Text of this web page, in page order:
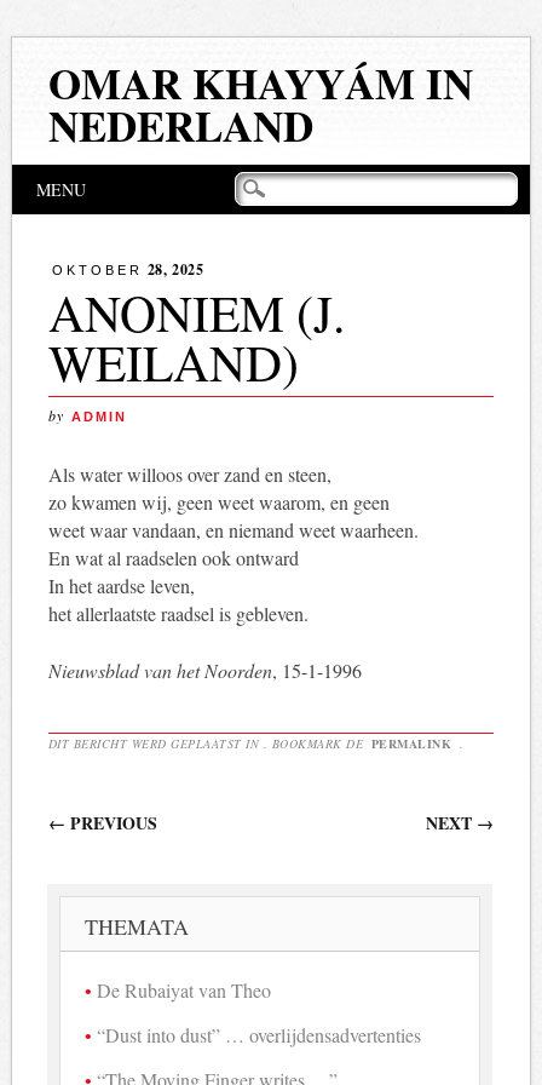
OMAR KHAYYÁM IN
NEDERLAND
Hoofdmenu
MENU
OKTOBER 28, 2025
ANONIEM (J.
WEILAND)
by ADMIN
Als water willoos over zand en steen,
zo kwamen wij, geen weet waarom, en geen
weet waar vandaan, en niemand weet waarheen.
En wat al raadselen ook ontward
In het aardse leven,
het allerlaatste raadsel is gebleven.
Nieuwsblad van het Noorden, 15-1-1996
DIT BERICHT WERD GEPLAATST IN . BOOKMARK DE PERMALINK
Berichtnavigatie
← PREVIOUS NEXT →
THEMATA
De Rubaiyat van Theo
“Dust into dust” … overlijdensadvertenties
“The Moving Finger writes …”